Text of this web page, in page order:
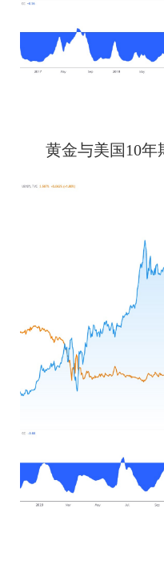
黄金与美国10年